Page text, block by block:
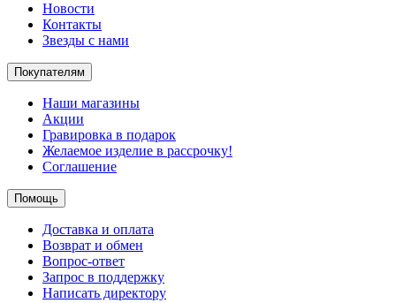
Новости
Контакты
Звезды с нами
Покупателям
Наши магазины
Акции
Гравировка в подарок
Желаемое изделие в рассрочку!
Соглашение
Помощь
Доставка и оплата
Возврат и обмен
Вопрос-ответ
Запрос в поддержку
Написать директору